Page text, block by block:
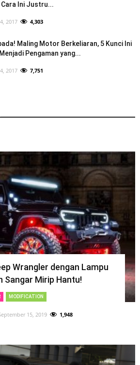
Cara Ini Justru...
2017 4,303
Maling Motor Berkeliaran, 5 Kunci Ini
Pengaman yang...
2017 7,751
Wrangler dengan Lampu
Sangar Mirip Hantu!
MODIFICATION
15, 2019 1,948